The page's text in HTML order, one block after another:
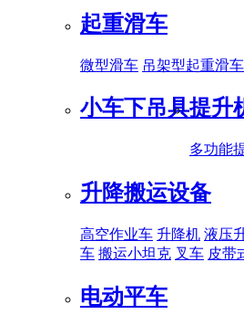
起重滑车
微型滑车 吊架型起重滑车
小车下吊具提升
多功能
升降搬运设备
高空作业车 升降机 液压
车 搬运小坦克 叉车 皮带
电动平车